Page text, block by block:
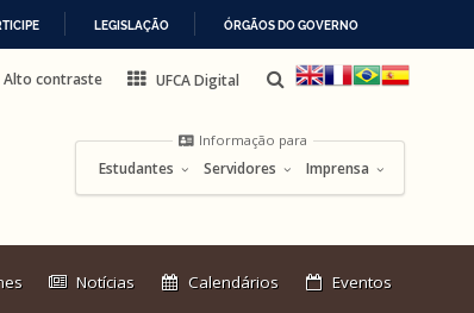
LEGISLAÇÃO ÓRGÃOS DO GOVERNO
Alto contraste UFCA Digital
Informação para
Estudantes Servidores Imprensa
Notícias Calendários Eventos